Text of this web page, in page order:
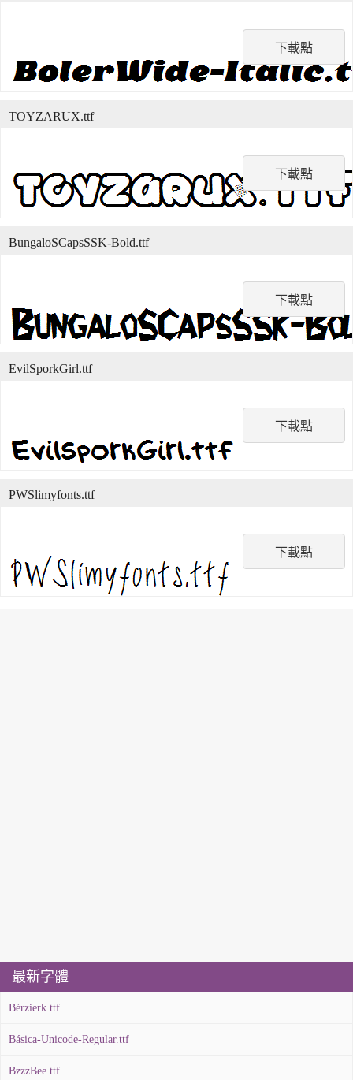
下載點
下載點
TOYZARUX.ttf
下載點
BungaloSCapsSSK-Bold.ttf
下載點
EvilSporkGirl.ttf
下載點
PWSlimyfonts.ttf
最新字體
Bérzierk.ttf
Básica-Unicode-Regular.ttf
BzzzBee.ttf